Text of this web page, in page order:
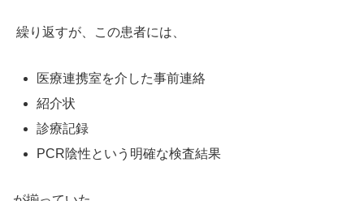
繰り返すが、この患者には、
医療連携室を介した事前連絡
紹介状
診療記録
PCR陰性という明確な検査結果